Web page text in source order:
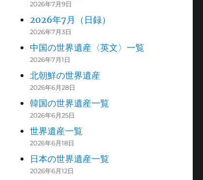
2026年7月9日
2026年7月（日録）
2026年7月3日
中国の世界遺産〈英文〉一覧
2026年7月1日
北朝鮮の世界遺産
2026年6月28日
韓国の世界遺産一覧
2026年6月25日
世界遺産一覧
2026年6月18日
日本の世界遺産一覧
2026年6月12日